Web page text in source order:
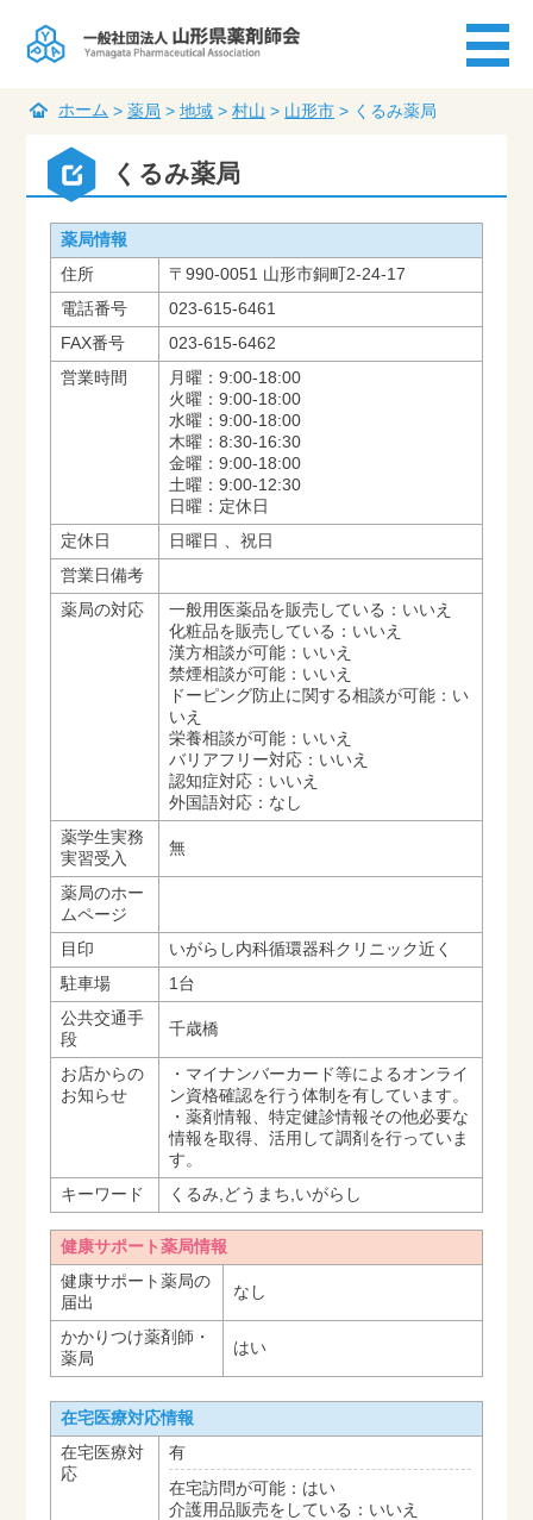
ホーム >薬局 >地域 >村山 > 山形市 > くるみ薬局
くるみ薬局
薬局情報
住所
〒990-0051 山形市銅町2-24-17
電話番号
023-615-6461
FAX番号
023-615-6462
営業時間
月曜：9:00-18:00
火曜：9:00-18:00
水曜：9:00-18:00
木曜：8:30-16:30
金曜：9:00-18:00
土曜：9:00-12:30
日曜：定休日
定休日
日曜日 、祝日
営業日備考
薬局の対応
一般用医薬品を販売している：いいえ
化粧品を販売している：いいえ
漢方相談が可能：いいえ
禁煙相談が可能：いいえ
ドーピング防止に関する相談が可能：い
いえ
栄養相談が可能：いいえ
バリアフリー対応：いいえ
認知症対応：いいえ
外国語対応：なし
薬学生実務
実習受入
無
薬局のホー
ムページ
目印
いがらし内科循環器科クリニック近く
駐車場
1台
公共交通手
段
千歳橋
お店からの
お知らせ
・マイナンバーカード等によるオンライ
ン資格確認を行う体制を有しています。
・薬剤情報、特定健診情報その他必要な
情報を取得、活用して調剤を行っていま
す。
キーワード
くるみ,どうまち,いがらし
健康サポート薬局情報
健康サポート薬局の
届出
なし
かかりつけ薬剤師・
薬局
はい
在宅医療対応情報
在宅医療対
応
有
在宅訪問が可能：はい
介護用品販売をしている：いいえ